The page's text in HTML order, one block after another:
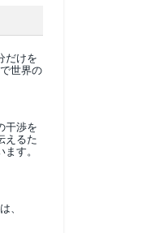
だけを
世界の
干渉を
えるた
す。
、